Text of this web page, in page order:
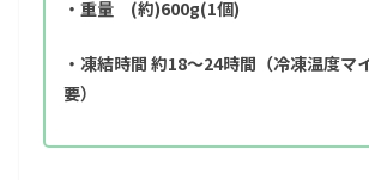
・重量 (約)600g(1個)
・凍結時間 約18〜24時間（冷凍温度マ
要）